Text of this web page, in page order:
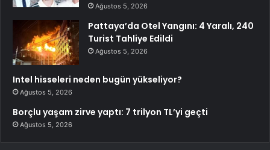
Ağustos 5, 2026
Pattaya’da Otel Yangını: 4 Yaralı, 240
Turist Tahliye Edildi
Ağustos 5, 2026
Intel hisseleri neden bugün yükseliyor?
Ağustos 5, 2026
Borçlu yaşam zirve yaptı: 7 trilyon TL’yi geçti
Ağustos 5, 2026